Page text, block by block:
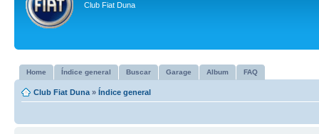
Club Fiat Duna
Home Índice general Buscar Garage Album FAQ
Club Fiat Duna » Índice general